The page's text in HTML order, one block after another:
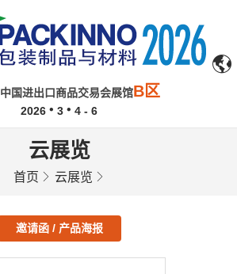
中国进出口商品交易会展馆B区
2026 3 4 - 6
云展览
首页 云展览
邀请函 / 产品海报